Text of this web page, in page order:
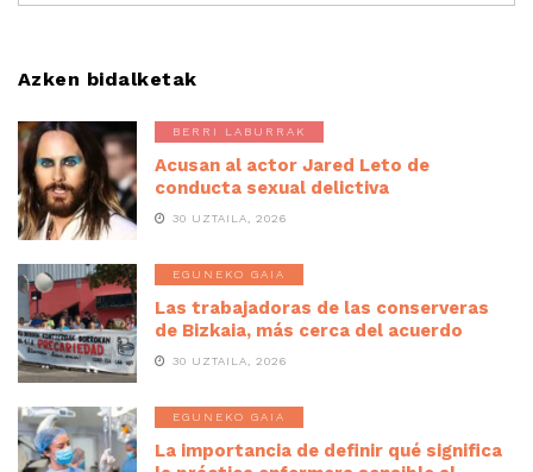
Azken bidalketak
BERRI LABURRAK
Acusan al actor Jared Leto de
conducta sexual delictiva
30 UZTAILA, 2026
EGUNEKO GAIA
Las trabajadoras de las conserveras
de Bizkaia, más cerca del acuerdo
30 UZTAILA, 2026
EGUNEKO GAIA
La importancia de definir qué significa